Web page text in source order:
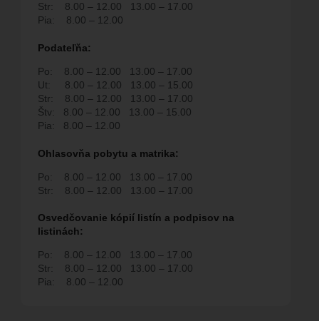
Str:
8.00 – 12.00
13.00 – 17.00
Pia:
8.00 – 12.00
Podateľňa:
Po: 8.00 – 12.00
13.00 – 17.00
Ut:
8.00 – 12.00
13.00 – 15.00
Str:
8.00 – 12.00
13.00 – 17.00
Štv:
8.00 – 12.00
13.00 – 15.00
Pia:
8.00 – 12.00
Ohlasovňa pobytu a matrika:
Po: 8.00 – 12.00
13.00 – 17.00
Str:
8.00 – 12.00 13.00 – 17.00
Osvedčovanie kópií listín a podpisov na
listinách:
Po: 8.00 – 12.00
13.00 – 17.00
Str:
8.00 – 12.00
13.00 – 17.00
Pia:
8.00 – 12.00